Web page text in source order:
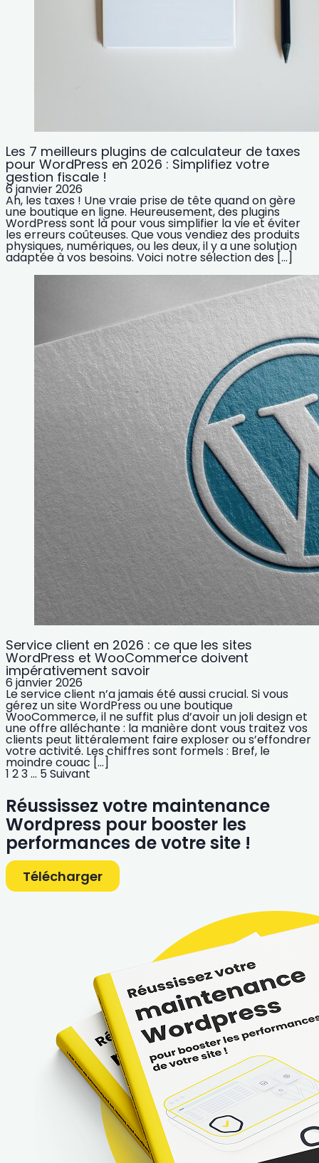
Les 7 meilleurs plugins de calculateur de taxes
pour WordPress en 2026 : Simplifiez votre
gestion fiscale !
6 janvier 2026
Ah, les taxes ! Une vraie prise de tête quand on gère
une boutique en ligne. Heureusement, des plugins
WordPress sont là pour vous simplifier la vie et éviter
les erreurs coûteuses. Que vous vendiez des produits
physiques, numériques, ou les deux, il y a une solution
adaptée à vos besoins. Voici notre sélection des […]
Service client en 2026 : ce que les sites
WordPress et WooCommerce doivent
impérativement savoir
6 janvier 2026
Le service client n’a jamais été aussi crucial. Si vous
gérez un site WordPress ou une boutique
WooCommerce, il ne suffit plus d’avoir un joli design et
une offre alléchante : la manière dont vous traitez vos
clients peut littéralement faire exploser ou s’effondrer
votre activité. Les chiffres sont formels : Bref, le
moindre couac […]
1 23... 5Suivant
Réussissez votre maintenance
Wordpress pour booster les
performances de votre site !
Télécharger